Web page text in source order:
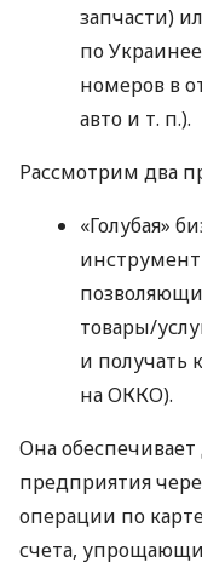
запчасти)
по
номеров в
авто и т. п.).
Рассмотрим два
«Голубая»
товары/
и получать
на ОККО).
Она
предприятия
операции по
счета,